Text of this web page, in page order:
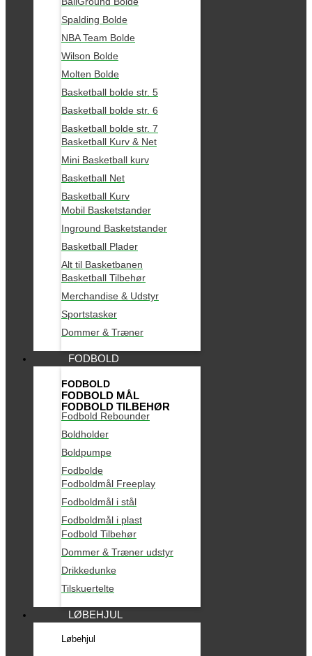
Spalding Bolde
NBA Team Bolde
Wilson Bolde
Molten Bolde
Basketball bolde str. 5
Basketball bolde str. 6
Basketball bolde str. 7
Basketball Kurv & Net
Mini Basketball kurv
Basketball Net
Basketball Kurv
Mobil Basketstander
Inground Basketstander
Basketball Plader
Alt til Basketbanen
Basketball Tilbehør
Merchandise & Udstyr
Sportstasker
Dommer & Træner
FODBOLD
FODBOLD
FODBOLD MÅL
FODBOLD TILBEHØR
Fodbold Rebounder
Boldholder
Boldpumpe
Fodbolde
Fodboldmål Freeplay
Fodboldmål i stål
Fodboldmål i plast
Fodbold Tilbehør
Dommer & Træner udstyr
Drikkedunke
Tilskuertelte
LØBEHJUL
Løbehjul